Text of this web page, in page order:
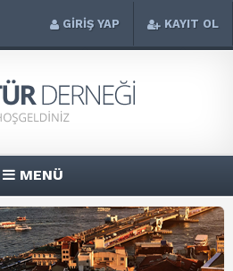
GİRİŞ YAP KAYIT OL
MENÜ